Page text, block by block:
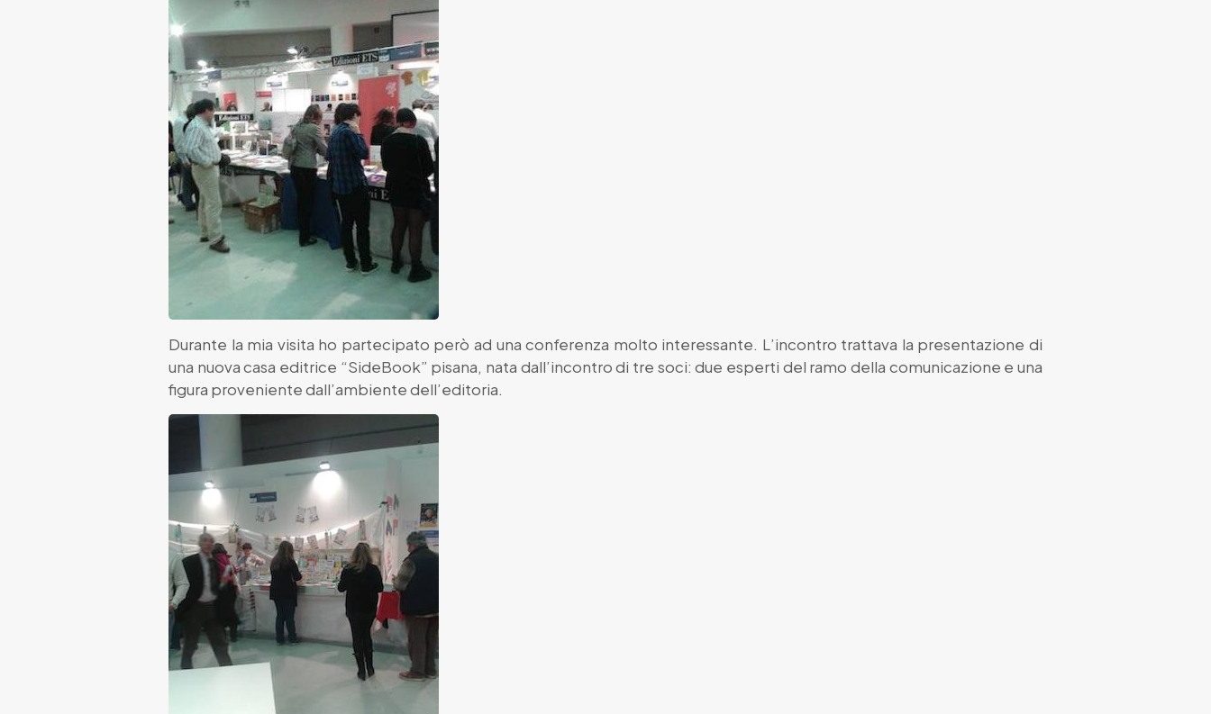
Durante la mia visita ho partecipato però ad una conferenza molto interessante. L’incontro trattava la presentazione di
una nuova casa editrice “SideBook” pisana, nata dall’incontro di tre soci: due esperti del ramo della comunicazione e una
figura proveniente dall’ambiente dell’editoria.